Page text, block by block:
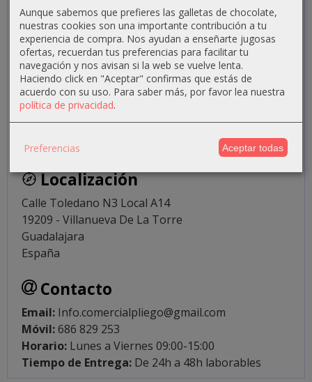
Localización
Calle Toledano N3 Local A14
19209 - Villanueva De La Torre
Guadalajara
España
Contacto
Email: Info.comercialpliego@gmail.com
Móvil:686 829 253
Horario: Lunes a Viernes 09:00-15:00
Tiempo de Entrega: De 24h a 48h laborables
Aunque sabemos que prefieres las galletas de chocolate,
nuestras cookies son una importante contribución a tu
experiencia de compra. Nos ayudan a enseñarte jugosas
ofertas, recuerdan tus preferencias para facilitar tu
navegación y nos avisan si la web se vuelve lenta.
Haciendo click en "Aceptar" confirmas que estás de
acuerdo con su uso. Para saber más, por favor lea nuestra
política de privacidad.
Preferencias Aceptar todas